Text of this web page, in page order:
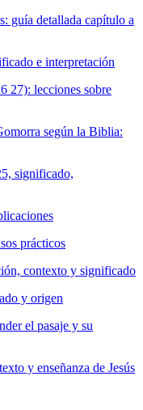
guía detallada capítulo a
e interpretación
27): lecciones sobre
según la Biblia:
significado,
prácticos
contexto y significado
y origen
el pasaje y su
y enseñanza de Jesús